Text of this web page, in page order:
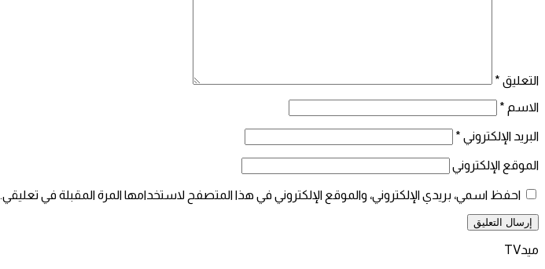
التعليق *
الاسم *
البريد الإلكتروني *
الموقع الإلكتروني
احفظ اسمي، بريدي الإلكتروني، والموقع الإلكتروني في هذا المتصفح لاستخدامها المرة المقبلة في تعليقي.
ميدTV